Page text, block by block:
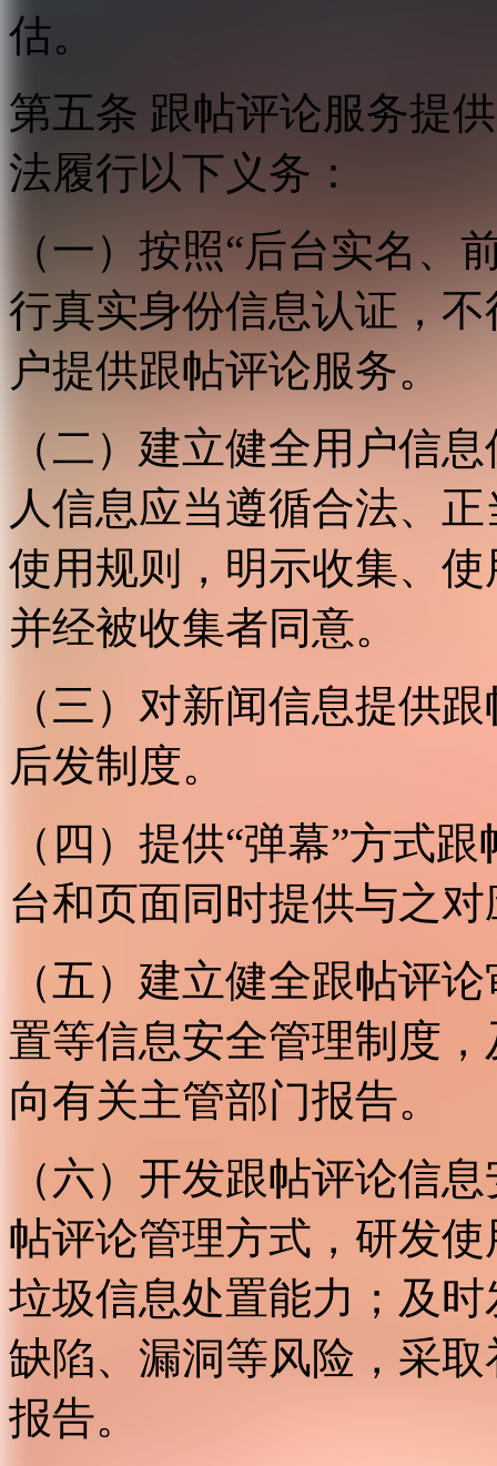
估。
第五条 跟帖评论服务提
法履行以下义务：
（一）按照“后台实名、
行真实身份信息认证，
户提供跟帖评论服务。
（二）建立健全用户信
人信息应当遵循合法、
使用规则，明示收集、
并经被收集者同意。
（三）对新闻信息提供
后发制度。
（四）提供“弹幕”方式
台和页面同时提供与之
（五）建立健全跟帖评
置等信息安全管理制度
向有关主管部门报告。
（六）开发跟帖评论信
帖评论管理方式，研发
垃圾信息处置能力；及
缺陷、漏洞等风险，采
报告。